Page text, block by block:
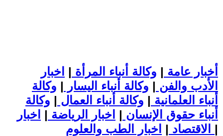
أخبار عامة | وكالة أنباء المرأة | اخبار
الأدب والفن | وكالة أنباء اليسار | وكالة
أنباء العلمانية | وكالة أنباء العمال | وكالة
أنباء حقوق الإنسان | اخبار الرياضة | اخبار
الاقتصاد | |